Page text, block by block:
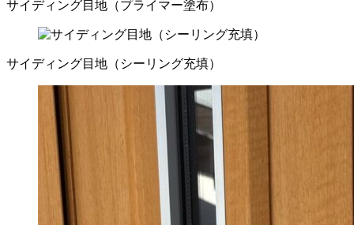
サイディング目地（プライマー塗布）
サイディング目地（シーリング充填）